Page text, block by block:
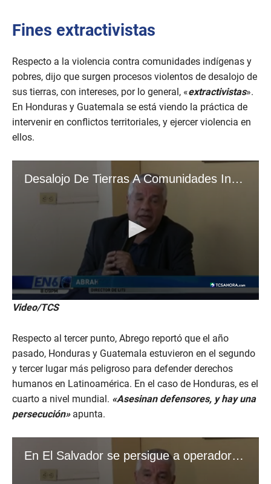
Fines extractivistas
Respecto a la violencia contra comunidades indígenas y
pobres, dijo que surgen procesos violentos de desalojo de
sus tierras, con intereses, por lo general, «extractivistas».
En Honduras y Guatemala se está viendo la práctica de
intervenir en conflictos territoriales, y ejercer violencia en
ellos.
Video/TCS
Respecto al tercer punto, Abrego reportó que el año
pasado, Honduras y Guatemala estuvieron en el segundo
y tercer lugar más peligroso para defender derechos
humanos en Latinoamérica. En el caso de Honduras, es el
cuarto a nivel mundial. «Asesinan defensores, y hay una
persecución» apunta.